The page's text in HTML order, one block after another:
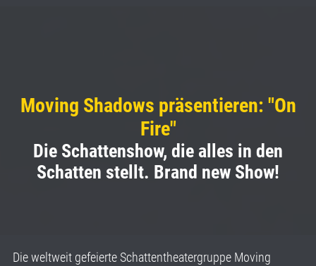
Moving Shadows präsentieren: "On
Fire"
Die Schattenshow, die alles in den
Schatten stellt. Brand new Show!
Die weltweit gefeierte Schattentheatergruppe Moving